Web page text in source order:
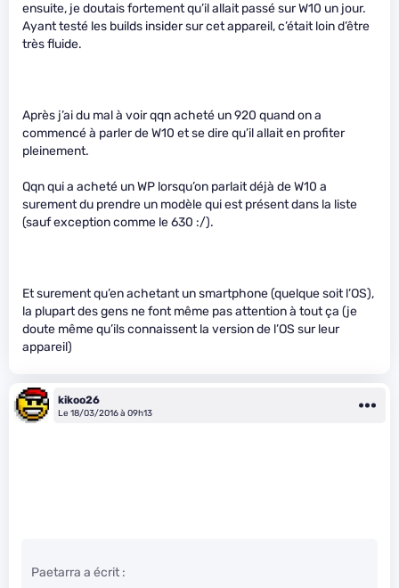
ensuite, je doutais fortement qu’il allait passé sur W10 un jour.
Ayant testé les builds insider sur cet appareil, c’était loin d’être
très fluide.
Après j’ai du mal à voir qqn acheté un 920 quand on a
commencé à parler de W10 et se dire qu’il allait en profiter
pleinement.
Qqn qui a acheté un WP lorsqu’on parlait déjà de W10 a
surement du prendre un modèle qui est présent dans la liste
(sauf exception comme le 630 :/).
Et surement qu’en achetant un smartphone (quelque soit l’OS),
la plupart des gens ne font même pas attention à tout ça (je
doute même qu’ils connaissent la version de l’OS sur leur
appareil)
kikoo26
Le 18/03/2016 à 09h13
Paetarra a écrit :